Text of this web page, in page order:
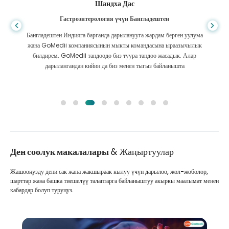
Шандха Дас
Гастроэнтерология үчүн Бангладештен
Бангладештен Индияга барганда дарыланууга жардам берген уулума
жана GoMedii компаниясынын мыкты командасына ыраазычылык
билдирем. GoMedii тандоодо биз туура тандоо жасадык. Алар
дарылангандан кийин да биз менен тыгыз байланышта
Ден соолук макалалары& Жаңыртуулар
Жашооңузду дени сак жана жакшыраак кылуу үчүн дарылоо, жол-жоболор,
шарттар жана башка тиешелүү талаптарга байланыштуу акыркы маалымат менен
кабардар болуп туруңуз.